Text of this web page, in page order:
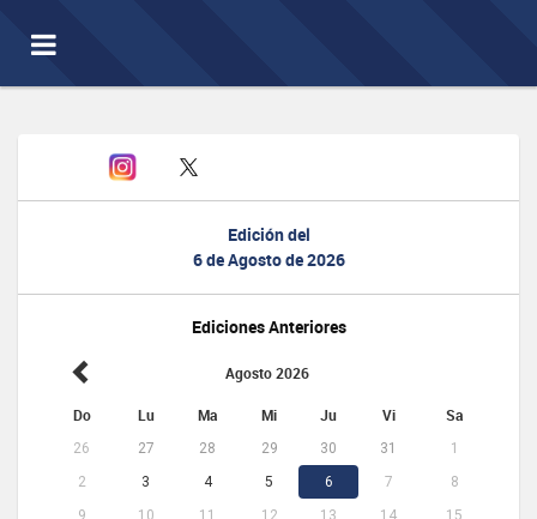
Toggle
navigation
Edición del
6 de Agosto de 2026
Ediciones Anteriores
Agosto 2026
Do Lu Ma Mi Ju Vi Sa
26 27 28 29 30 31
1
2
3 4 5 6 7
8
9
10 11 12 13 14
15